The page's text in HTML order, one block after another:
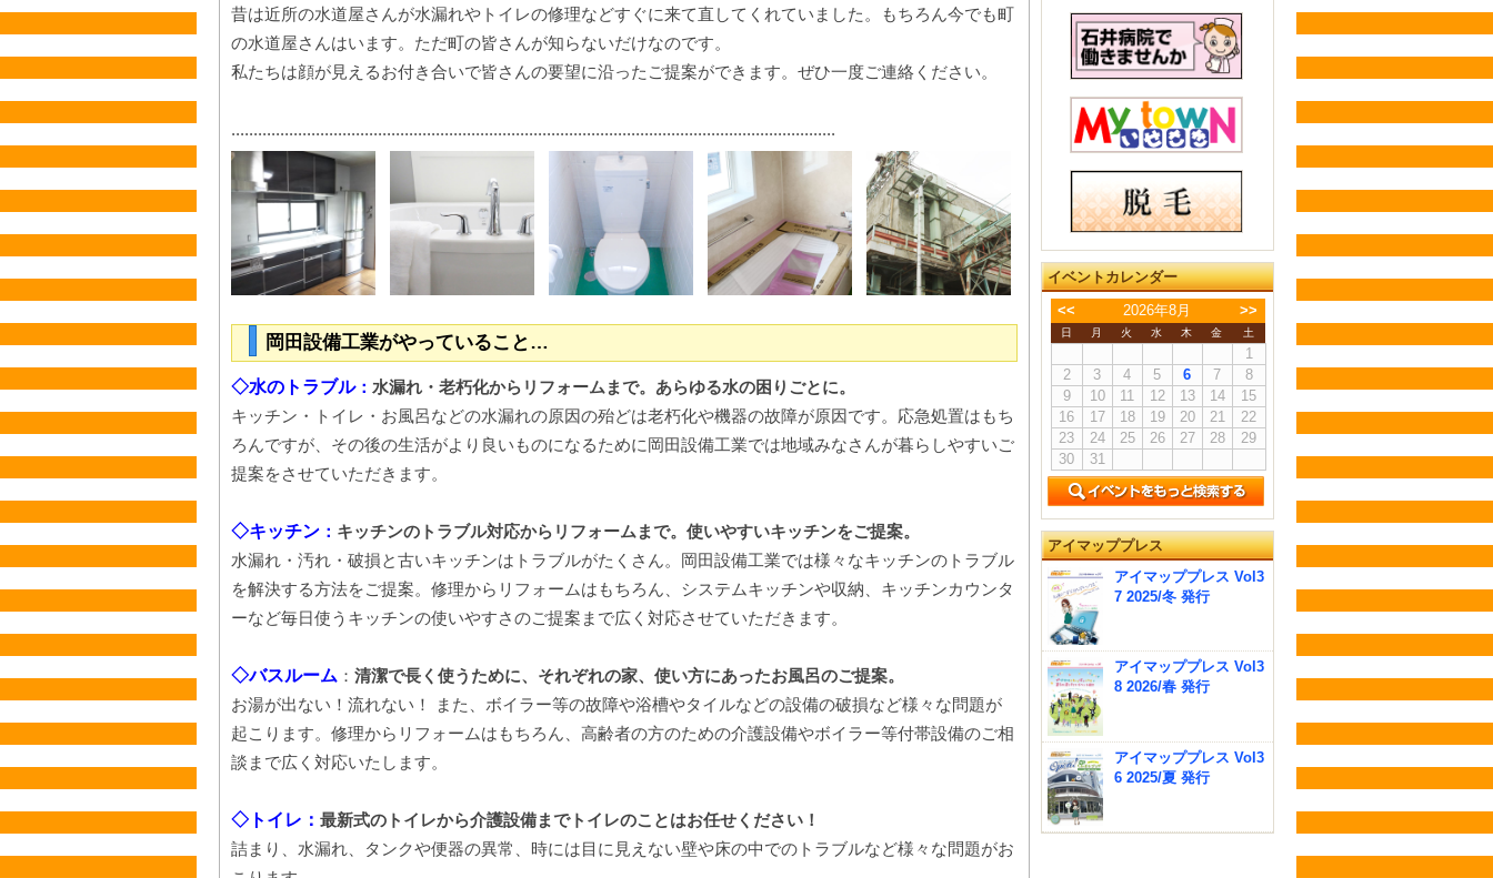
昔は近所の水道屋さんが水漏れやトイレの修理などすぐに来て直してくれていました。もちろん今でも町
の水道屋さんはいます。ただ町の皆さんが知らないだけなのです。
私たちは顔が見えるお付き合いで皆さんの要望に沿ったご提案ができます。ぜひ一度ご連絡ください。
........................................................................................................................................
岡田設備工業がやっていること…
◇水のトラブル： 水漏れ・老朽化からリフォームまで。あらゆる水の困りごとに。
キッチン・トイレ・お風呂などの水漏れの原因の殆どは老朽化や機器の故障が原因です。応急処置はもち
ろんですが、その後の生活がより良いものになるために岡田設備工業では地域みなさんが暮らしやすいご
提案をさせていただきます。
◇キッチン ： キッチンのトラブル対応からリフォームまで。使いやすいキッチンをご提案。
水漏れ・汚れ・破損と古いキッチンはトラブルがたくさん。岡田設備工業では様々なキッチンのトラブル
を解決する方法をご提案。修理からリフォームはもちろん、システムキッチンや収納、キッチンカウンタ
ーなど毎日使うキッチンの使いやすさのご提案まで広く対応させていただきます。
◇バスルーム ： 清潔で長く使うために、それぞれの家、使い方にあったお風呂のご提案。
お湯が出ない！流れない！ また、ボイラー等の故障や浴槽やタイルなどの設備の破損など様々な問題が
起こります。修理からリフォームはもちろん、高齢者の方のための介護設備やボイラー等付帯設備のご相
談まで広く対応いたします。
◇トイレ： 最新式のトイレから介護設備までトイレのことはお任せください！
詰まり、水漏れ、タンクや便器の異常、時には目に見えない壁や床の中でのトラブルなど様々な問題がお
イベントカレンダー
<<
2026年8月 >>
日 月 火 水 木 金 土
1
2
3 4 5 6 7
8
9
10 11 12 13 14
15
16
17 18 19 20 21
22
23
24 25 26 27 28
29
30
31
アイマッププレス
アイマッププレス Vol3
7 2025/冬 発行
アイマッププレス Vol3
8 2026/春 発行
アイマッププレス Vol3
6 2025/夏 発行